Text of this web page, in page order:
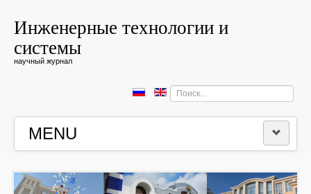
Инженерные технологии и
системы
научный журнал
Искать...
MENU